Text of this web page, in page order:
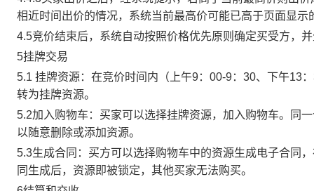
相近时间出价的情况，系统当前最高价可能已高于页面显示
4.5竞价结束后，系统自动按照价格优先原则确定买受方，
5挂牌交易
5.1 挂牌资源：在竞价时间内（上午9：00-9：30、下午13
转为挂牌资源。
5.2加入购物车：买家可以选择挂牌资源，加入购物车。同
以随意删除或添加资源。
5.3生成合同：买方可以选择购物车中的资源生成电子合同
同生成后，资源即被锁定，其他买家无法购买。